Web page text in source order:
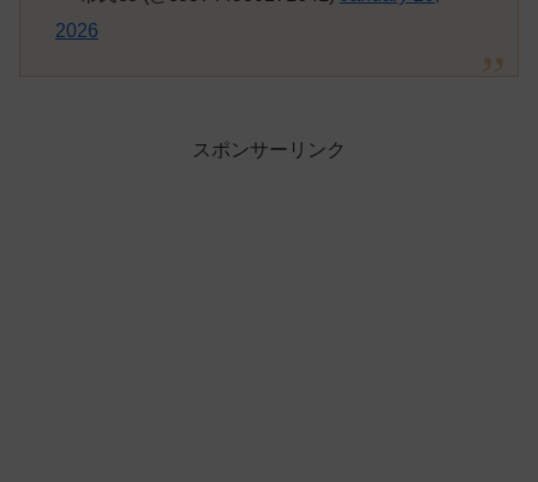
2026
スポンサーリンク